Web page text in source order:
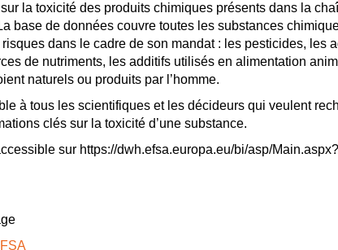
la toxicité des produits chimiques présents dans la
base de données couvre toutes les substances
risques dans le cadre de son mandat : les pesticides, les
de nutriments, les additifs utilisés en alimentation
naturels ou produits par l’homme.
à tous les scientifiques et les décideurs qui veulent
clés sur la toxicité d’une substance.
sur https://dwh.efsa.europa.eu/bi/asp/Main.aspx?